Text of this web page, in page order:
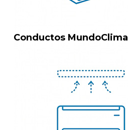
Conductos MundoClima